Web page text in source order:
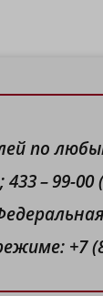
по
– 99-
+7